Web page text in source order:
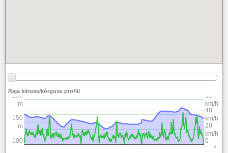
Raja kiiruse/kõrguse profiil
100
150
m
200
m
0
km/h
20
km/h
40
km/h
60
km/h